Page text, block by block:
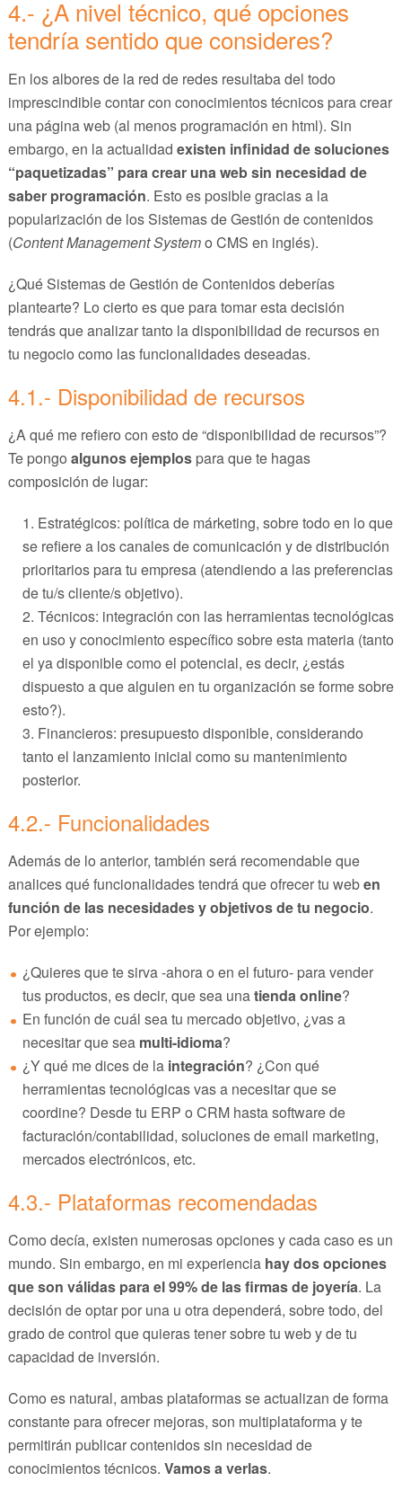
4.- ¿A nivel técnico, qué opciones
tendría sentido que consideres?
En los albores de la red de redes resultaba del todo
imprescindible contar con conocimientos técnicos para crear
una página web (al menos programación en html). Sin
embargo, en la actualidad existen infinidad de soluciones
“paquetizadas” para crear una web sin necesidad de
saber programación. Esto es posible gracias a la
popularización de los Sistemas de Gestión de contenidos
(Content Management Systemo CMS en inglés).
¿Qué Sistemas de Gestión de Contenidos deberías
plantearte? Lo cierto es que para tomar esta decisión
tendrás que analizar tanto la disponibilidad de recursos en
tu negocio como las funcionalidades deseadas.
4.1.- Disponibilidad de recursos
¿A qué me refiero con esto de “disponibilidad de recursos”?
Te pongo algunos ejemplospara que te hagas
composición de lugar:
Estratégicos: política de márketing, sobre todo en lo que
se refiere a los canales de comunicación y de distribución
prioritarios para tu empresa (atendiendo a las preferencias
de tu/s cliente/s objetivo).
Técnicos: integración con las herramientas tecnológicas
en uso y conocimiento específico sobre esta materia (tanto
el ya disponible como el potencial, es decir, ¿estás
dispuesto a que alguien en tu organización se forme sobre
esto?).
Financieros: presupuesto disponible, considerando
tanto el lanzamiento inicial como su mantenimiento
posterior.
4.2.- Funcionalidades
Además de lo anterior, también será recomendable que
analices qué funcionalidades tendrá que ofrecer tu weben
función de las necesidades y objetivos de tu negocio.
Por ejemplo:
¿Quieres que te sirva -ahora o en el futuro- para vender
tus productos, es decir, que sea unatienda online?
En función de cuál sea tu mercado objetivo, ¿vas a
necesitar que sea multi-idioma?
¿Y qué me dices de la integración? ¿Con qué
herramientas tecnológicas vas a necesitar que se
coordine? Desde tu ERP o CRM hasta software de
facturación/contabilidad, soluciones de email marketing,
mercados electrónicos, etc.
4.3.- Plataformas recomendadas
Como decía, existen numerosas opciones y cada caso es un
mundo. Sin embargo, en mi experiencia hay dos opciones
que son válidas para el 99% de las firmas de joyería. La
decisión de optar por una u otra dependerá, sobre todo, del
grado de control que quieras tener sobre tu web y de tu
capacidad de inversión.
Como es natural, ambas plataformas se actualizan de forma
constante para ofrecer mejoras, son multiplataforma y te
permitirán publicar contenidos sin necesidad de
conocimientos técnicos. Vamos a verlas.